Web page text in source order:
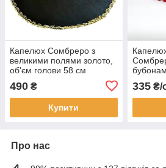
Капелюх Сомбреро з
великими полями золото,
об'єм голови 58 см
490 ₴
Купити
335₴/
Про нас